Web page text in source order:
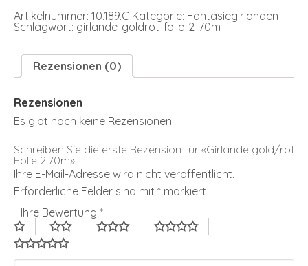
Artikelnummer: 10.189.C Kategorie: Fantasiegirlanden
Schlagwort: girlande-goldrot-folie-2-70m
Rezensionen (0)
Rezensionen
Es gibt noch keine Rezensionen.
Schreiben Sie die erste Rezension für «Girlande gold/rot
Folie 2.70m»
Ihre E-Mail-Adresse wird nicht veröffentlicht.
Erforderliche Felder sind mit * markiert
Ihre Bewertung *